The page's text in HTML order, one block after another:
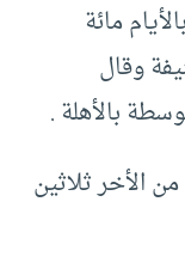
مائة
وقال
بالأهلة .‏
الأخر ثلاثين